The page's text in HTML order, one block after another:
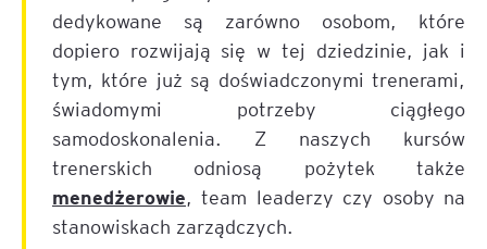
dedykowane są zarówno osobom, które
dopiero rozwijają się w tej dziedzinie, jak i
tym, które już są doświadczonymi trenerami,
świadomymi potrzeby ciągłego
samodoskonalenia. Z naszych kursów
trenerskich odniosą pożytek także
menedżerowie, team leaderzy czy osoby na
stanowiskach zarządczych.